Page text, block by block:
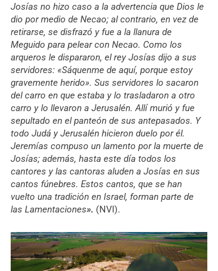
Josías no hizo caso a la advertencia que Dios le
dio por medio de Necao; al contrario, en vez de
retirarse, se disfrazó y fue a la llanura de
Meguido para pelear con Necao. Como los
arqueros le dispararon, el rey Josías dijo a sus
servidores: «Sáquenme de aquí, porque estoy
gravemente herido». Sus servidores lo sacaron
del carro en que estaba y lo trasladaron a otro
carro y lo llevaron a Jerusalén. Allí murió y fue
sepultado en el panteón de sus antepasados. Y
todo Judá y Jerusalén hicieron duelo por él.
Jeremías compuso un lamento por la muerte de
Josías; además, hasta este día todos los
cantores y las cantoras aluden a Josías en sus
cantos fúnebres. Estos cantos, que se han
vuelto una tradición en Israel, forman parte de
las Lamentaciones». (NVI).